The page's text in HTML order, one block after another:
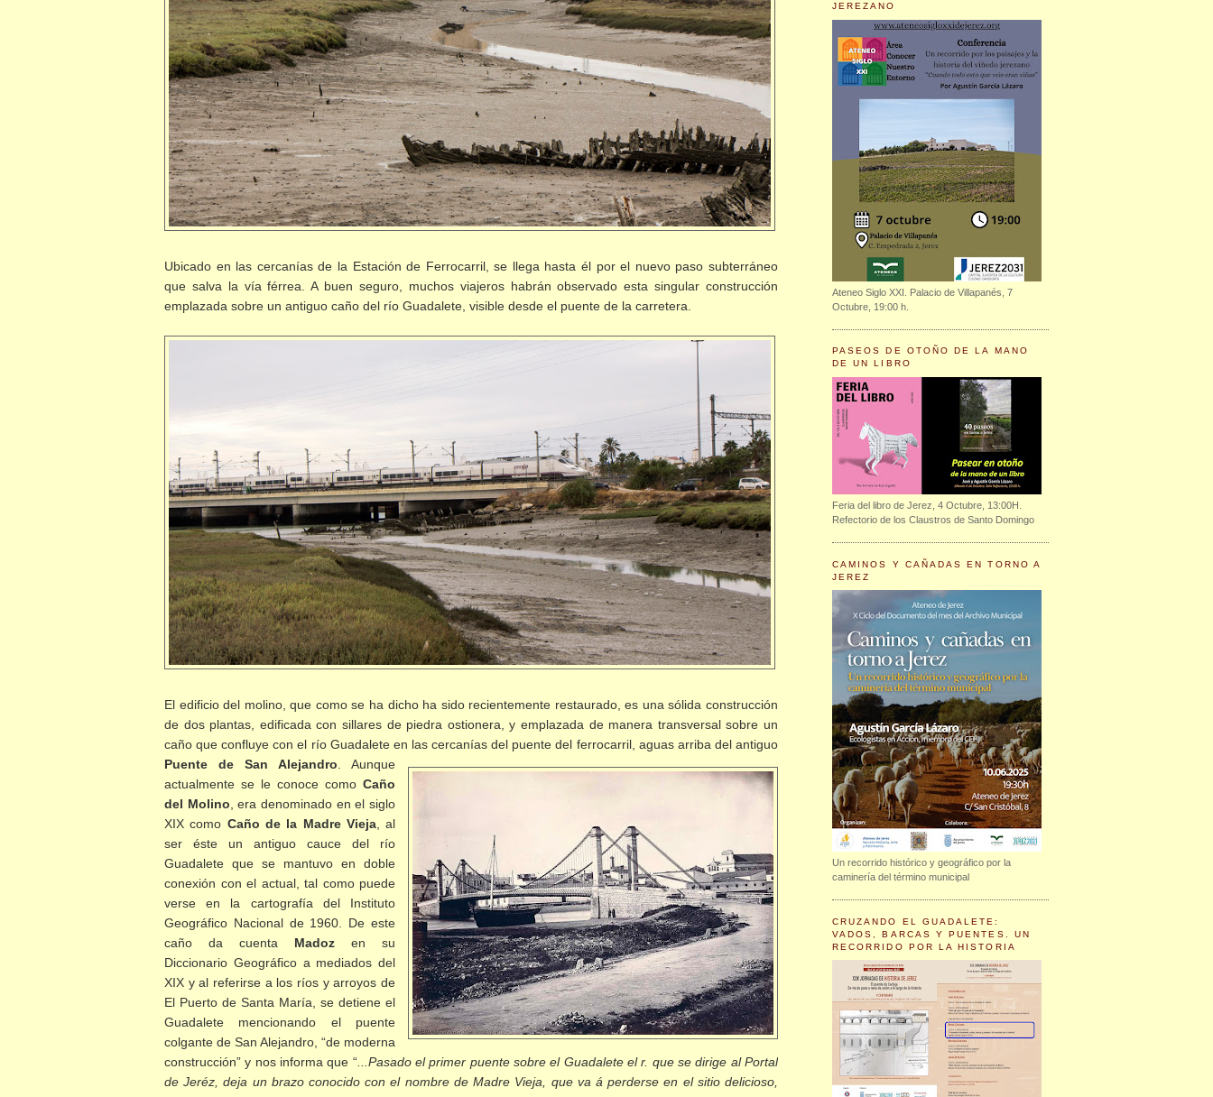
Ubicado en las cercanías de la Estación de Ferrocarril, se llega hasta él por el nuevo paso subterráneo
que salva la vía férrea. A buen seguro, muchos viajeros habrán observado esta singular construcción
emplazada sobre un antiguo caño del río Guadalete, visible desde el puente de la carretera.
El edificio del molino, que como se ha dicho ha sido recientemente restaurado, es una sólida construcción
de dos plantas, edificada con sillares de piedra ostionera, y emplazada de manera transversal sobre un
caño que confluye con el río Guadalete en las cercanías del puente del ferrocarril, aguas arriba del antiguo
Puente de San Alejandro. Aunque
actualmente se le conoce comoCaño
del Molino, era denominado en el siglo
XIX como Caño de la Madre Vieja, al
ser éste un antiguo cauce del río
Guadalete que se mantuvo en doble
conexión con el actual, tal como puede
verse en la cartografía del Instituto
Geográfico Nacional de 1960. De este
caño da cuenta Madoz en su
Diccionario Geográfico a mediados del
XIX y al referirse a los ríos y arroyos de
El Puerto de Santa María, se detiene el
Guadalete mencionando el puente
colgante de San Alejandro, “de moderna
construcción” y nos informa que “...Pasado el primer puente sobre el Guadalete el r. que se dirige al Portal
de Jeréz, deja un brazo conocido con el nombre de Madre Vieja, que va áperderse en el sitio delicioso,
JEREZANO
Ateneo Siglo XXI. Palacio de Villapanés, 7
Octubre, 19:00 h.
PASEOS DE OTOÑO DE LA MANO
DE UN LIBRO
Feria del libro de Jerez, 4 Octubre, 13:00H.
Refectorio de los Claustros de Santo Domingo
CAMINOS Y CAÑADAS EN TORNO A
JEREZ
Un recorrido histórico y geográfico por la
caminería del término municipal
CRUZANDO EL GUADALETE:
VADOS, BARCAS Y PUENTES. UN
RECORRIDO POR LA HISTORIA